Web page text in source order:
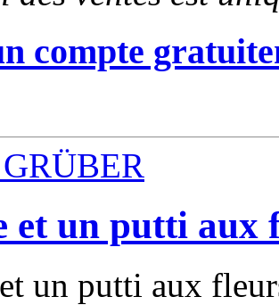
compte
GRÜBER
et un putti aux
un putti aux